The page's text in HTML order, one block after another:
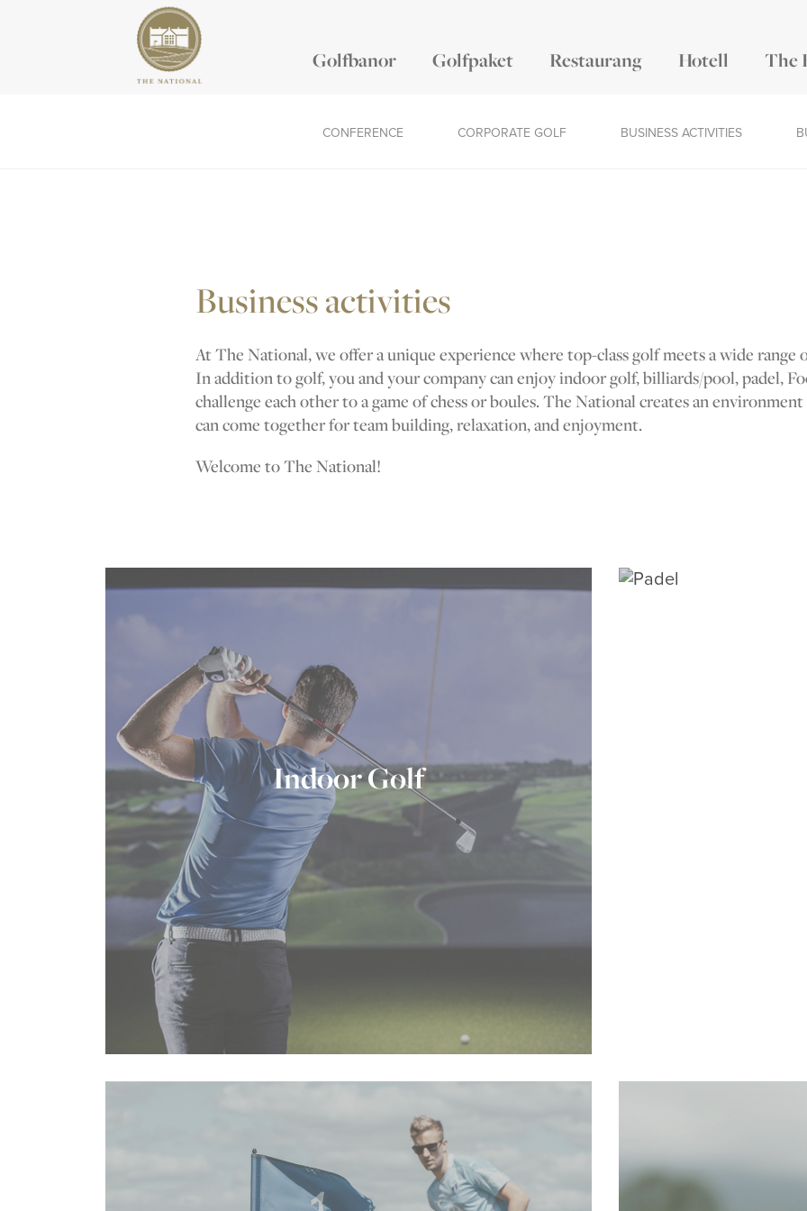
Golfbanor Golfpaket Restaurang Hotell The
CONFERENCE CORPORATE GOLF BUSINESS ACTIVITIES
Business activities
At The National, we offer a unique experience where top-class golf meets a wide
In addition to golf, you and your company can enjoy indoor golf, billiards/pool, padel,
challenge each other to a game of chess or boules. The National creates an
can come together for team building, relaxation, and enjoyment.
Welcome to The National!
Indoor Golf